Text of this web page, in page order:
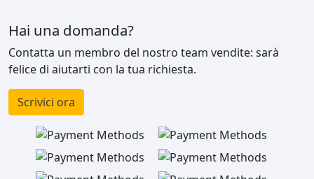
Hai una domanda?
Contatta un membro del nostro team vendite: sarà
felice di aiutarti con la tua richiesta.
Scrivici ora